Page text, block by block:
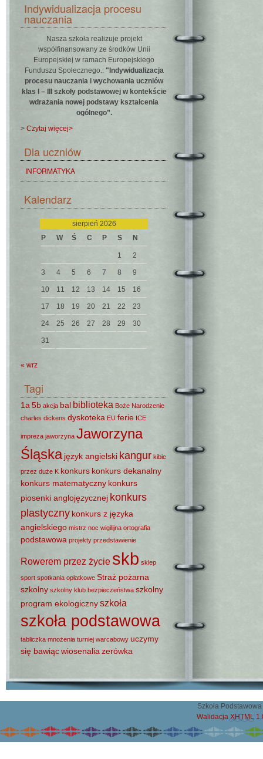
Indywidualizacja procesu
nauczania
Nasza szkoła realizuje projekt
współfinansowany ze środków Unii
Europejskiej w ramach Europejskiego
Funduszu Społecznego.: "Indywidualizacja
procesu nauczania i wychowania uczniów
klas I – III szkoły podstawowej w kontekście
wdrażania nowej podstawy kształcenia
ogólnego”.
> Czytaj więcej>
Dla uczniów
INFORMATYKA
Kalendarz
sierpień 2026
P
W Ś C P S N
1 2
3 4 5 6 7 8 9
10 11 12 13 14 15 16
17 18 19 20 21 22 23
24 25 26 27 28 29 30
31
« wrz
Tagi
1a 5b akcja bal biblioteka Boże Narodzenie
charles dickens dyskoteka EU ferie ICE
impreza jaworzyna Jaworzyna
Śląska język angielski kangur kibic
przez duże K konkurs konkurs dekanalny
konkurs matematyczny konkurs
piosenki anglojęzycznej konkurs
plastyczny konkurs z języka
angielskiego mistrz noc wigilijna ortografia
podstawowa projekty przedstawienie
Rowerem przez życie skb sklep
sport spotkania opłatkowe Straż pożarna
szkolny szkolny klub bezpieczeństwa szkolny
program ekologicznyszkoła
szkoła podstawowa
tabliczka mnożenia turniej warcabowy uczymy
się bawiącwiosenalia zerówka
Szkoła
Walidacja XHTML